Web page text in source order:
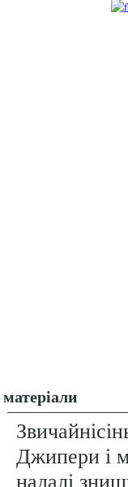
матеріали
Джипери і
надалі